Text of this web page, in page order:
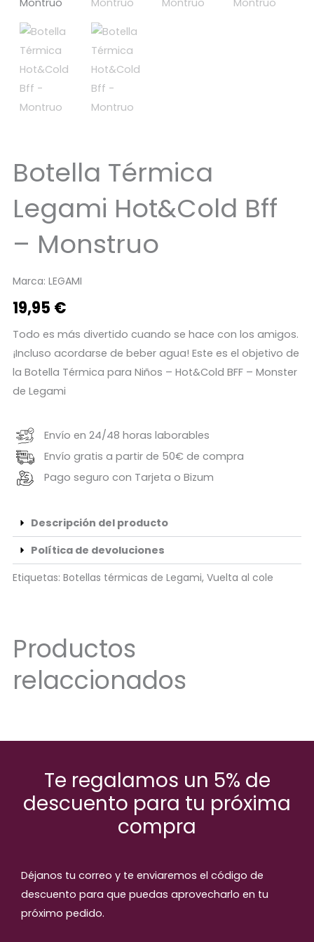
Botella Térmica
Legami Hot&Cold Bff
– Monstruo
Marca: LEGAMI
19,95 €
Todo es más divertido cuando se hace con los amigos.
¡Incluso acordarse de beber agua! Este es el objetivo de
la Botella Térmica para Niños – Hot&Cold BFF – Monster
de Legami
Envío en 24/48 horas laborables
Envío gratis a partir de 50€ de compra
Pago seguro con Tarjeta o Bizum
Descripción del producto
Política de devoluciones
Etiquetas: Botellas térmicas de Legami, Vuelta al cole
Productos
relaccionados
Te regalamos un 5% de
descuento para tu próxima
compra
Déjanos tu correo y te enviaremos el código de
descuento para que puedas aprovecharlo en tu
próximo pedido.